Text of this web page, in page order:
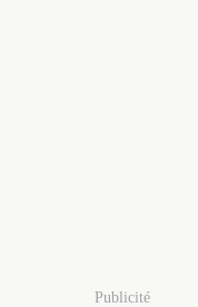
Publicité